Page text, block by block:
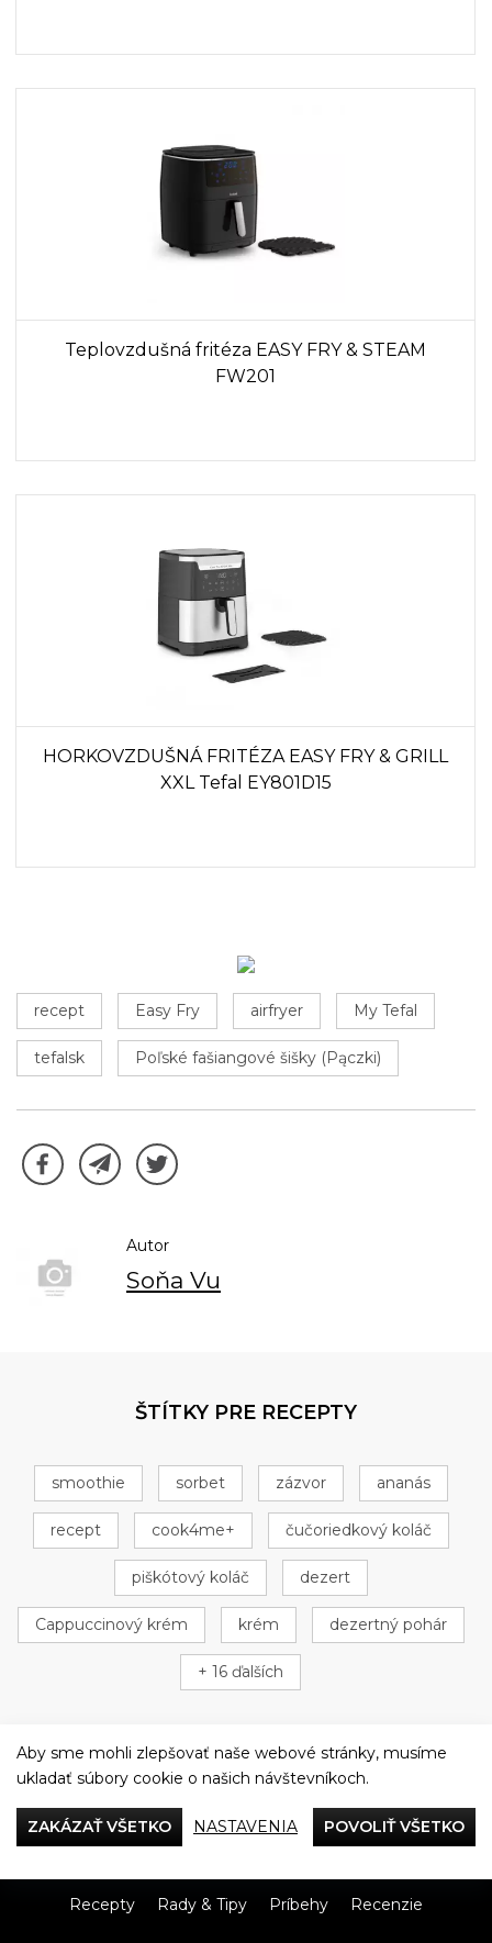
Teplovzdušná fritéza EASY FRY & STEAM
FW201
HORKOVZDUŠNÁ FRITÉZA EASY FRY & GRILL
XXL Tefal EY801D15
recept Easy Fry airfryer My Tefal
tefalsk Poľské fašiangové šišky (Pączki)
Autor
Soňa Vu
ŠTÍTKY PRE RECEPTY
smoothie sorbet zázvor ananás
recept cook4me+ čučoriedkový koláč
piškótový koláč dezert
Cappuccinový krém krém dezertný pohár
+ 16 ďalších
Večeriame společne
Recepty Rady & Tipy Príbehy Recenzie
Aby sme mohli zlepšovať naše webové stránky, musíme
ukladať súbory cookie o našich návštevníkoch.
ZAKÁZAŤ VŠETKO NASTAVENIA POVOLIŤ VŠETKO